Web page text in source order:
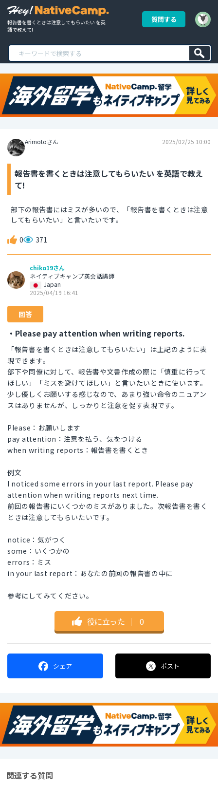
報告書を書くときは注意してもらいたい を英
語で教えて!
質問する
Arimotoさん 2025/02/25 10:00
報告書を書くときは注意してもらいたい を英語で教え
て!
部下の報告書にはミスが多いので、「報告書を書くときは注意
してもらいたい」と言いたいです。
0 371
chiko19さん
ネイティブキャンプ英会話講師
Japan
2025/04/19 16:41
回答
・Please pay attention when writing reports.
「報告書を書くときは注意してもらいたい」は上記のように表
現できます。
部下や同僚に対して、報告書や文書作成の際に「慎重に行って
ほしい」「ミスを避けてほしい」と言いたいときに使います。
少し優しくお願いする感じなので、あまり強い命令のニュアン
スはありませんが、しっかりと注意を促す表現です。
Please：お願いします
pay attention：注意を払う、気をつける
when writing reports：報告書を書くとき
例文
I noticed some errors in your last report. Please pay
attention when writing reports next time.
前回の報告書にいくつかのミスがありました。次報告書を書く
ときは注意してもらいたいです。
notice：気がつく
some：いくつかの
errors：ミス
in your last report：あなたの前回の報告書の中に
参考にしてみてください。
役に立った ｜ 0
シェア ポスト
関連する質問